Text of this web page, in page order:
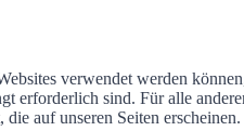
verwendet werden
erforderlich sind. Für alle
auf unseren Seiten erscheinen.